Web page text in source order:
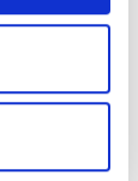
Comprar